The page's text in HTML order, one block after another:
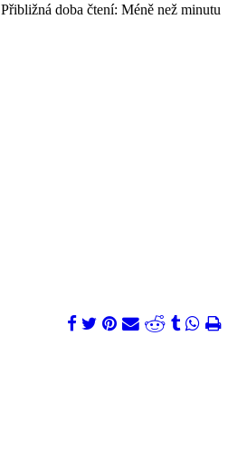
Přibližná doba čtení: Méně než minutu